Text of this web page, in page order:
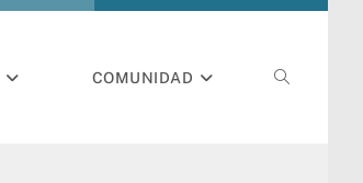
COMUNIDAD